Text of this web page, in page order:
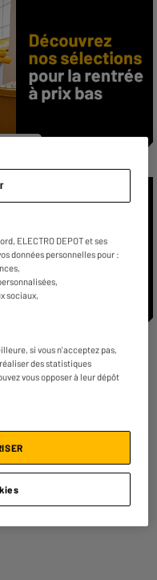
ELECTRO DEPOT et ses
données personnelles pour :
sociaux,
si vous n'acceptez pas,
des statistiques
vous opposer à leur dépôt